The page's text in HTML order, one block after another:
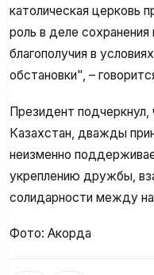
католическая церковь
роль в деле сохранения
благополучия в
обстановки", –
Президент подчеркнул,
Казахстан, дважды
неизменно
укреплению дружбы,
солидарности между
Фото: Акорда